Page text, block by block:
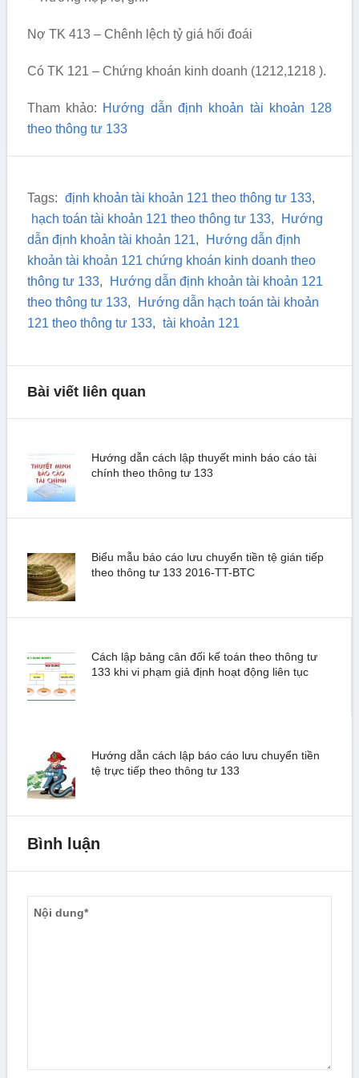
Nợ TK 413 – Chênh lệch tỷ giá hối đoái
Có TK 121 – Chứng khoán kinh doanh (1212,1218 ).
Tham khảo: Hướng dẫn định khoản tài khoản 128
theo thông tư 133
Tags: định khoản tài khoản 121 theo thông tư 133,
hạch toán tài khoản 121 theo thông tư 133,
Hướng
dẫn định khoản tài khoản 121,
Hướng dẫn định
khoản tài khoản 121 chứng khoán kinh doanh theo
thông tư 133,
Hướng dẫn định khoản tài khoản 121
theo thông tư 133,
Hướng dẫn hạch toán tài khoản
121 theo thông tư 133, tài khoản 121
Bài viết liên quan
Hướng dẫn cách lập thuyết minh báo cáo tài
chính theo thông tư 133
Biểu mẫu báo cáo lưu chuyển tiền tệ gián tiếp
theo thông tư 133 2016-TT-BTC
Cách lập bảng cân đối kế toán theo thông tư
133 khi vi phạm giả định hoạt động liên tục
Hướng dẫn cách lập báo cáo lưu chuyển tiền
tệ trực tiếp theo thông tư 133
Bình luận